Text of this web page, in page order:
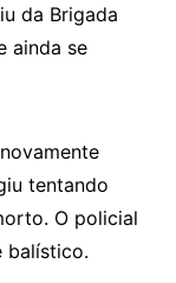
da Brigada
ainda se
tentando
O policial
balístico.